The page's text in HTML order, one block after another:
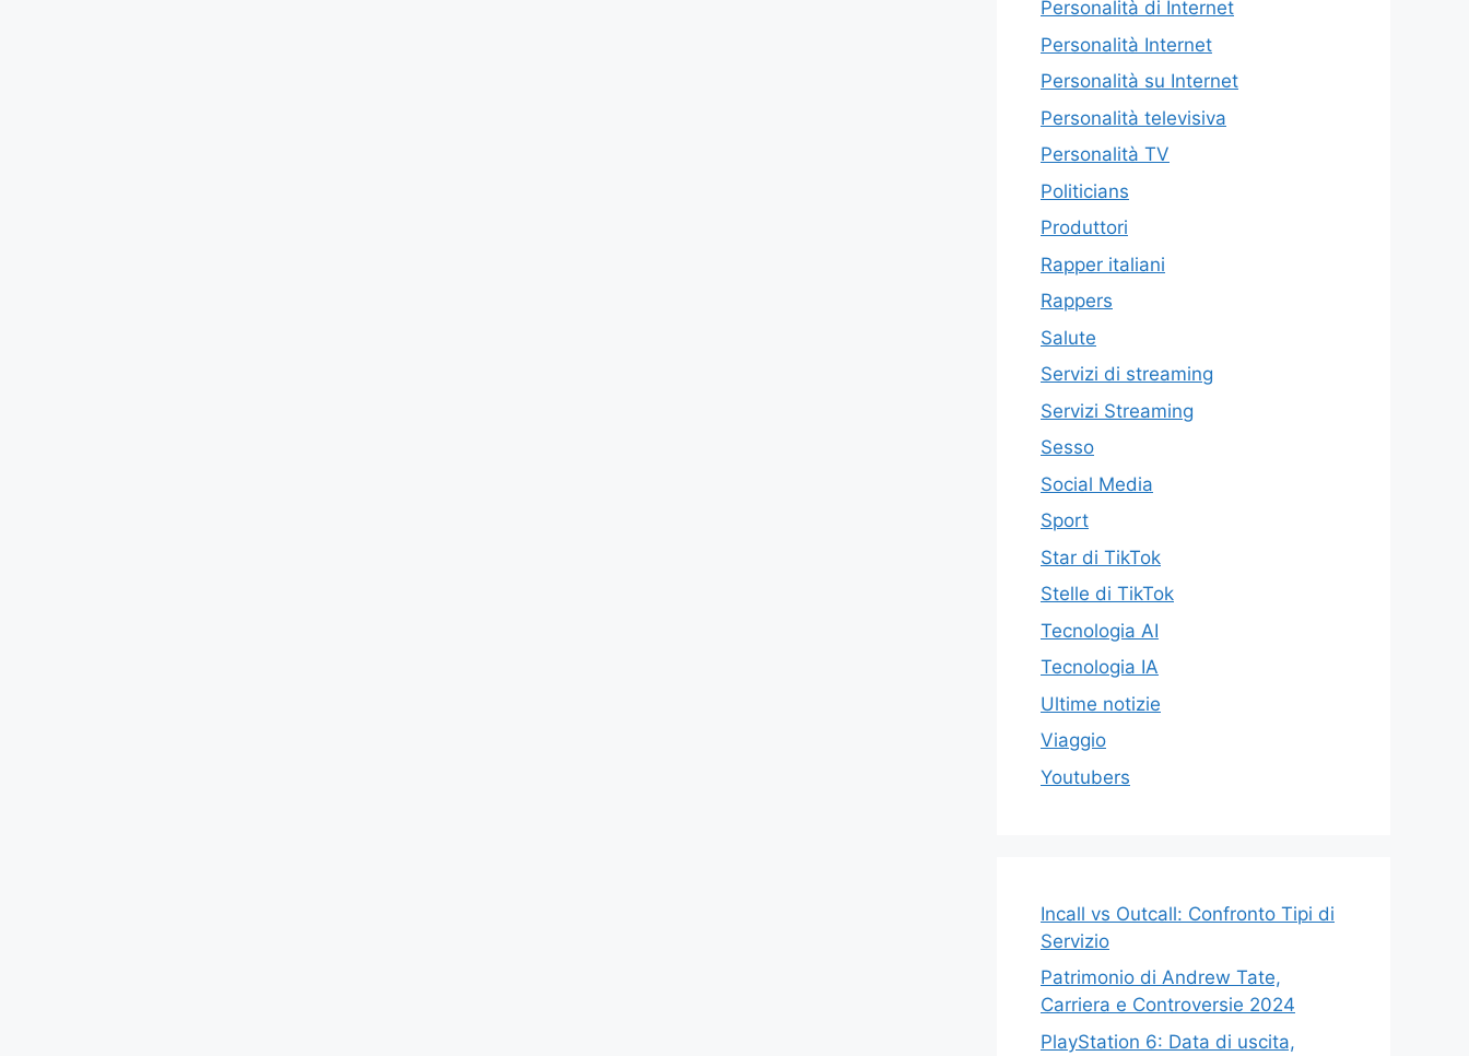
Personalità di Internet
Personalità Internet
Personalità su Internet
Personalità televisiva
Personalità TV
Politicians
Produttori
Rapper italiani
Rappers
Salute
Servizi di streaming
Servizi Streaming
Sesso
Social Media
Sport
Star di TikTok
Stelle di TikTok
Tecnologia AI
Tecnologia IA
Ultime notizie
Viaggio
Youtubers
Incall vs Outcall: Confronto Tipi di
Servizio
Patrimonio di Andrew Tate,
Carriera e Controversie 2024
PlayStation 6: Data di uscita,